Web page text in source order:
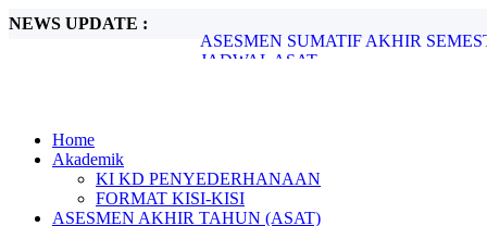
NEWS UPDATE :
JADWAL ASAT...
SOAL ASAT KELAS 7...
LATIHAN DASAR KEPEMIMPINAN
JADWAL ASAS SUSULAN...
ASESMEN SUMATIF AKHIR
Home
Akademik
KI KD PENYEDERHANAAN
FORMAT KISI-KISI
ASESMEN AKHIR TAHUN (ASAT)